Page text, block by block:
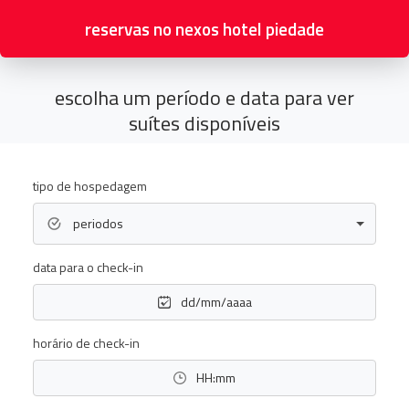
reservas no nexos hotel piedade
escolha um período e data para ver
suítes disponíveis
tipo de hospedagem
periodos
data para o check-in
dd/mm/aaaa
horário de check-in
HH:mm